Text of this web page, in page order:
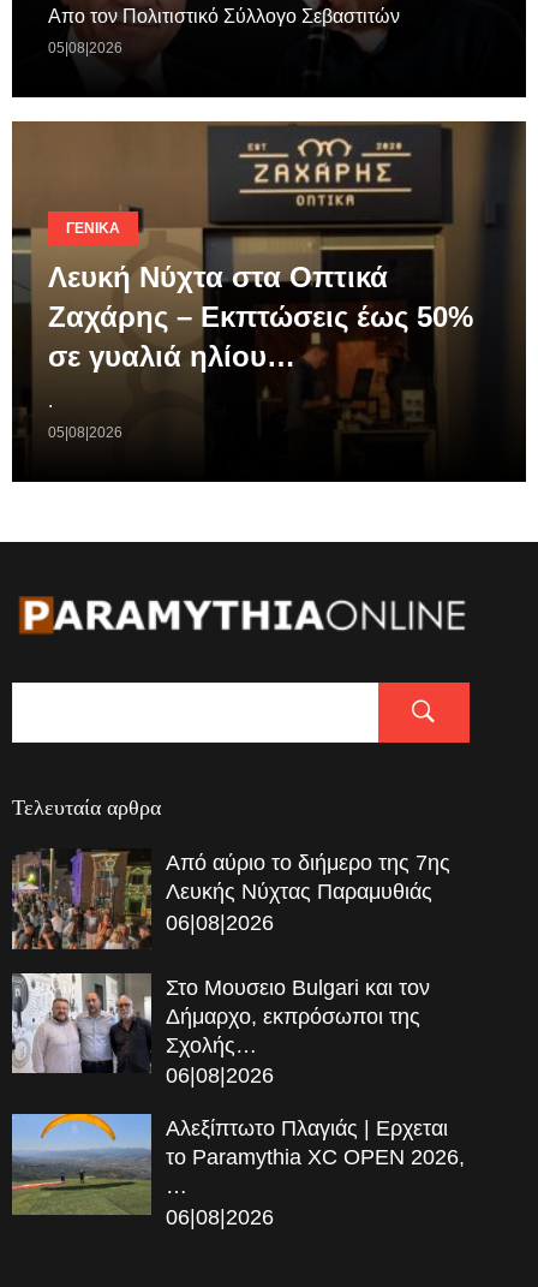
Απο τον Πολιτιστικό Σύλλογο Σεβαστιτών
05|08|2026
ΓΕΝΙΚΆ
Λευκή Νύχτα στα Οπτικά
Ζαχάρης – Εκπτώσεις έως 50%
σε γυαλιά ηλίου…
.
05|08|2026
Τελευταία αρθρα
Από αύριο το διήμερο της 7ης
Λευκής Νύχτας Παραμυθιάς
06|08|2026
Στο Μουσειο Bulgari και τον
Δήμαρχο, εκπρόσωποι της
Σχολής…
06|08|2026
Αλεξίπτωτο Πλαγιάς | Ερχεται
το Paramythia XC OPEN 2026,
…
06|08|2026